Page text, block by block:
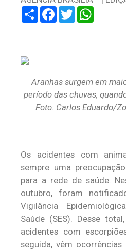
ShareFacebook
Twitter
Aranhas surgem em
período das chuvas,
Foto: Carlos Eduardo/
Os acidentes com
sempre uma
para a rede de saúde.
outubro, foram
Vigilância
Saúde (SES). Desse
acidentes com
seguida, vêm